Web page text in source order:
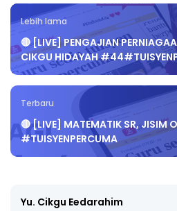
Lebih lama
🔴 [LIVE] PENGAJIAN
CIKGU HIDAYAH
Terbaru
🔴 [LIVE] MATEMATIK SR, JISIM
#TUISYENPERCUMA
Yu. Cikgu Eedarahim